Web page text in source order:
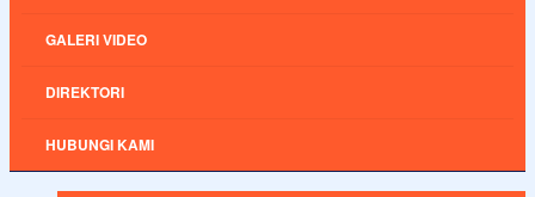
GALERI VIDEO
DIREKTORI
HUBUNGI KAMI